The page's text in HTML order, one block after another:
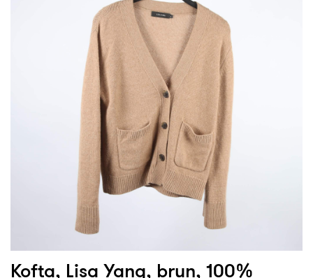
Kofta, Lisa Yang, brun, 100%